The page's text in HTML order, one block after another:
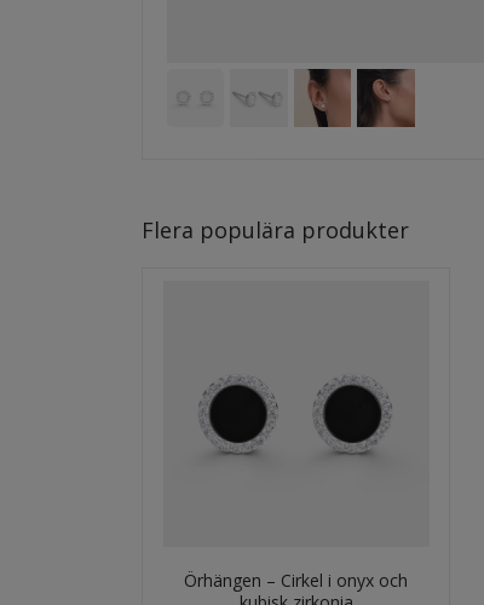
Flera populära produkter
Örhängen – Cirkel i onyx och